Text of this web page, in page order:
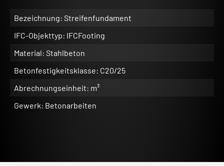
Bezeichnung: Streifenfundament
IFC-Objekttyp: IFCFooting
Material: Stahlbeton
Betonfestigkeitsklasse: C20/25
Abrechnungseinheit: m³
Gewerk: Betonarbeiten